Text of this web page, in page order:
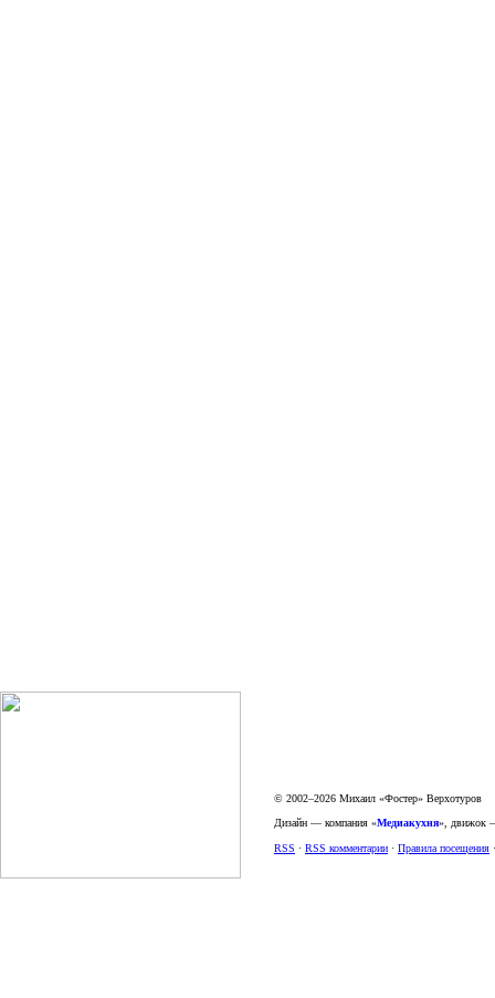
© 2002–2026 Михаил «Фостер» Верхотуров
Дизайн — компания «Медиакухня»,
RSS · RSS комментарии · Правила посещения